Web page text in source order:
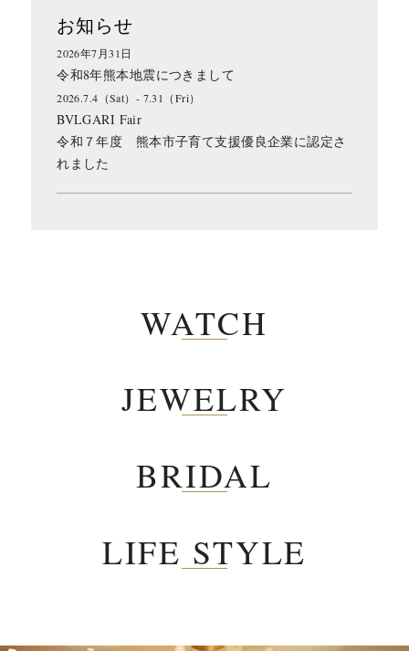
お知らせ
2026年7月31日
令和8年熊本地震につきまして
2026.7.4（Sat）- 7.31（Fri）
BVLGARI Fair
令和７年度 熊本市子育て支援優良企業に認定さ
れました
WATCH
JEWELRY
BRIDAL
LIFE STYLE